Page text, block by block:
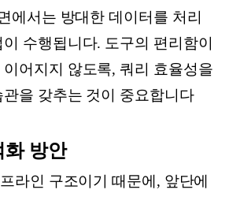
에서는 방대한 데이터를 처리
수행됩니다. 도구의 편리함이
어지지 않도록, 쿼리 효율성을
관을 갖추는 것이 중요합니다
화 방안
라인 구조이기 때문에, 앞단에